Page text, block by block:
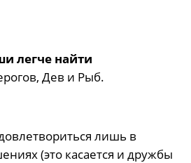
легче найти
Дев и Рыб.
лишь в
(это касается и дружбы